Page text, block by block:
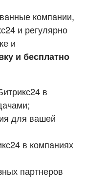
компании,
и регулярно
и
и бесплатно
в
для вашей
в компаниях
партнеров